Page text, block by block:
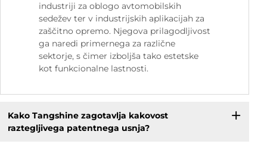
industriji za oblogo avtomobilskih
sedežev ter v industrijskih aplikacijah za
zaščitno opremo. Njegova prilagodljivost
ga naredi primernega za različne
sektorje, s čimer izboljša tako estetske
kot funkcionalne lastnosti.
Kako Tangshine zagotavlja kakovost
raztegljivega patentnega usnja?